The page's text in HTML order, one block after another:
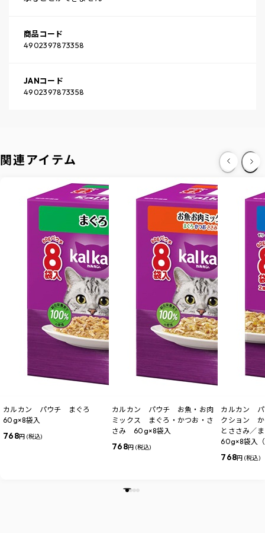
商品コード
4902397873358
JANコード
4902397873358
関連アイテム
カルカン パウチ まぐろ
60g×8袋入
768円 (税込)
カルカン パウチ お魚・お肉
ミックス まぐろ・かつお・さ
さみ 60g×8袋入
768円 (税込)
カルカン
クション か
とささみ／
60g×8袋入
768円 (税込)